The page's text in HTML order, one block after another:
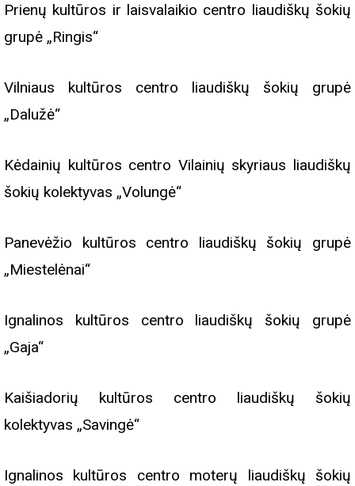
Prienų kultūros ir laisvalaikio centro liaudiškų šokių
grupė „Ringis“
Vilniaus kultūros centro liaudiškų šokių grupė
„Dalužė“
Kėdainių kultūros centro Vilainių skyriaus liaudiškų
šokių kolektyvas „Volungė“
Panevėžio kultūros centro liaudiškų šokių grupė
„Miestelėnai“
Ignalinos kultūros centro liaudiškų šokių grupė
„Gaja“
Kaišiadorių kultūros centro liaudiškų šokių
kolektyvas „Savingė“
Ignalinos kultūros centro moterų liaudiškų šokių